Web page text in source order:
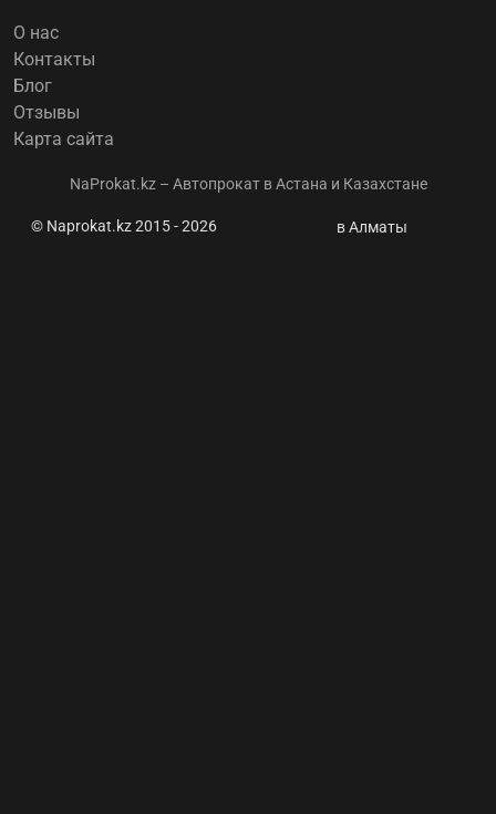
О нас
Контакты
Блог
Отзывы
Карта сайта
NaProkat.kz – Автопрокат в Астана и Казахстане
© Naprokat.kz 2015 - 2026
Что делать, если
в Алматы